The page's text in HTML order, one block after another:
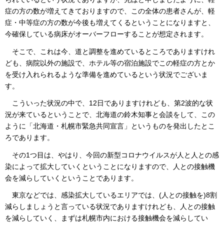
症の方の数が増えてきておりますので、この全体の患者さんが、軽
症・中等症の方の数が今後も増えてくるということになりますと、
今確保している病床がオーバーフローすることが想定されます。
そこで、これは今、道と調整を進めているところでありますけれ
ども、病院以外の施設で、ホテル等の宿泊施設でこの軽症の方とか
を受け入れられるような準備を進めているという状況でございま
す。
こういった状況の中で、12日でありますけれども、第2波的な状
況が来ているということで、北海道の鈴木知事と会談をして、この
ように「北海道・札幌市緊急共同宣言」というものを発出したとこ
ろであります。
その1つ目は、やはり、今回の新型コロナウイルスが人と人との感
染によって拡大していくということになりますので、人との接触機
会を減らしていくということであります。
東京などでは、感染拡大しているエリアでは、(人との接触を)8割
減らしましょうと言っている状況でありますけれども、人との接触
を減らしていく、まずは札幌市内における接触機会を減らしてい